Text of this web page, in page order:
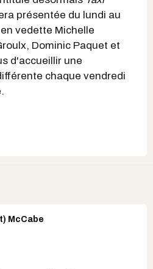
présentée du lundi au
vedette Michelle
Dominic Paquet et
d'accueillir une
chaque vendredi
McCabe